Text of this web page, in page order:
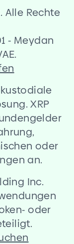
Alle Rechte
- Meydan
kustodiale
XRP
oder
an.
Inc.
- oder